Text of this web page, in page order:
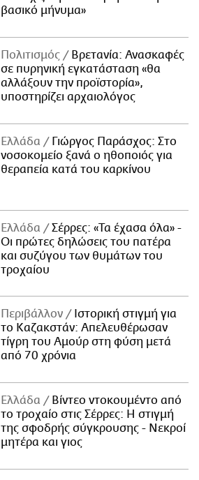
βασικό μήνυμα»
Πολιτισμός
Βρετανία: Ανασκαφές
σε πυρηνική εγκατάσταση «θα
αλλάξουν την προϊστορία»,
υποστηρίζει αρχαιολόγος
Ελλάδα
Γιώργος Παράσχος: Στο
νοσοκομείο ξανά ο ηθοποιός για
θεραπεία κατά του καρκίνου
Ελλάδα
Σέρρες: «Τα έχασα όλα» -
Οι πρώτες δηλώσεις του πατέρα
και συζύγου των θυμάτων του
τροχαίου
Περιβάλλον
Ιστορική στιγμή για
το Καζακστάν: Απελευθέρωσαν
τίγρη του Αμούρ στη φύση μετά
από 70 χρόνια
Ελλάδα
Βίντεο ντοκουμέντο από
το τροχαίο στις Σέρρες: Η στιγμή
της σφοδρής σύγκρουσης - Νεκροί
μητέρα και γιος